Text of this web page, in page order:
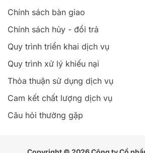
Thỏa thuận sử dụng dịch vụ
Cam kết chất lượng dịch vụ
Câu hỏi thường gặp
Copyright © 2026 Công ty Cổ
Giấy phép kinh doanh số: 0105791302
Sử dụng nội dung ở trang này và dịch vụ